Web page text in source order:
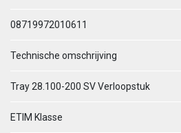
08719972010611
Technische omschrijving
Tray 28.100-200 SV Verloopstuk
ETIM Klasse